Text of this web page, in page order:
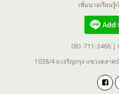
เพิ่มนายเรียนรู้
081-711-3466 |
1038/4 ถ.เจริญกรุง แขวงตลา